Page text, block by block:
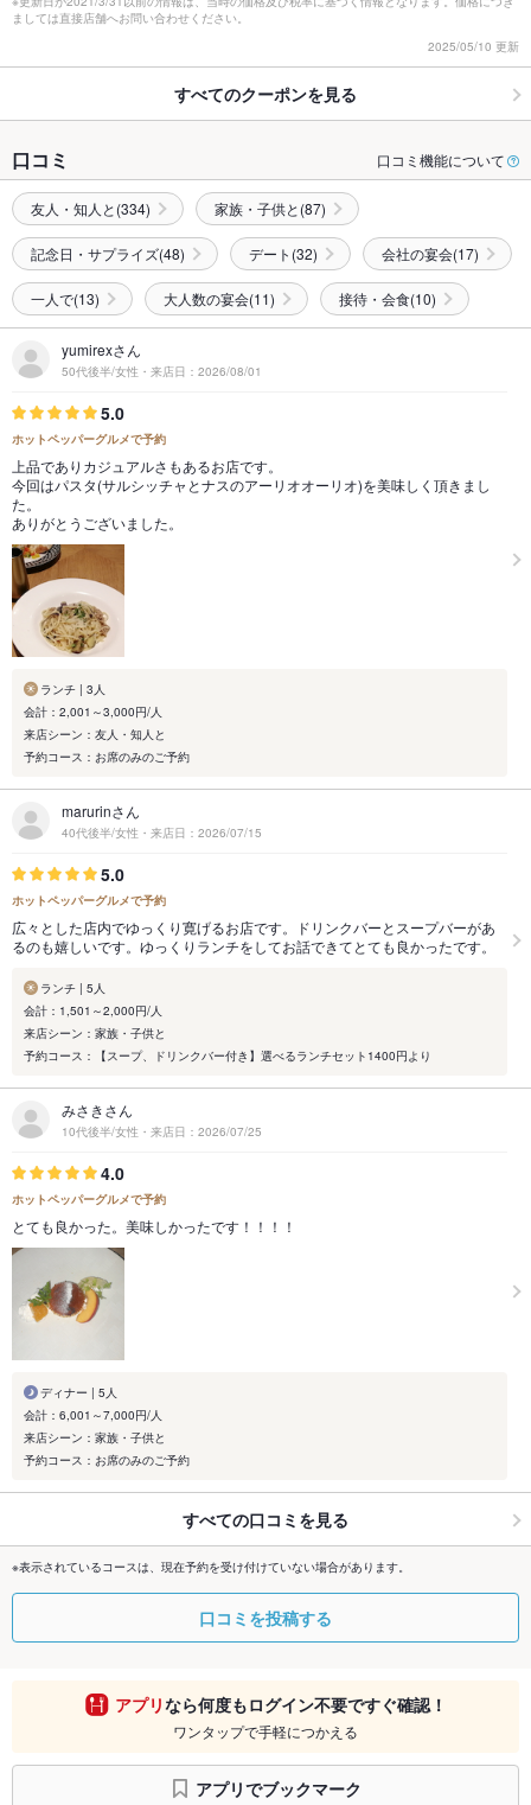
ましては直接店舗へお問い合わせください。
2025/05/10 更新
すべてのクーポンを見る
口コミ 口コミ機能について
友人・知人と(334) 家族・子供と(87)
記念日・サプライズ(48) デート(32) 会社の宴会(17)
一人で(13) 大人数の宴会(11) 接待・会食(10)
yumirexさん
50代後半/女性・来店日：2026/08/01
5.0
ホットペッパーグルメで予約
上品でありカジュアルさもあるお店です。
今回はパスタ(サルシッチャとナスのアーリオオーリオ)を美味しく頂きまし
た。
ありがとうございました。
ランチ | 3人
会計：2,001～3,000円/人
来店シーン：友人・知人と
予約コース：お席のみのご予約
marurinさん
40代後半/女性・来店日：2026/07/15
5.0
ホットペッパーグルメで予約
広々とした店内でゆっくり寛げるお店です。ドリンクバーとスープバーがあ
るのも嬉しいです。ゆっくりランチをしてお話できてとても良かったです。
ランチ | 5人
会計：1,501～2,000円/人
来店シーン：家族・子供と
予約コース：【スープ、ドリンクバー付き】選べるランチセット1400円より
みさきさん
10代後半/女性・来店日：2026/07/25
4.0
ホットペッパーグルメで予約
とても良かった。美味しかったです！！！！
ディナー | 5人
会計：6,001～7,000円/人
来店シーン：家族・子供と
予約コース：お席のみのご予約
すべての口コミを見る
※表示されているコースは、現在予約を受け付けていない場合があります。
口コミを投稿する
アプリなら何度もログイン不要ですぐ確認！
ワンタップで手軽につかえる
アプリでブックマーク